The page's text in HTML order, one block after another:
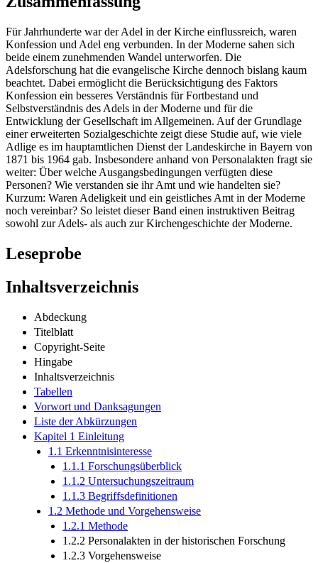
Für Jahrhunderte war der Adel in der Kirche einflussreich, waren
Konfession und Adel eng verbunden. In der Moderne sahen sich
beide einem zunehmenden Wandel unterworfen. Die
Adelsforschung hat die evangelische Kirche dennoch bislang kaum
beachtet. Dabei ermöglicht die Berücksichtigung des Faktors
Konfession ein besseres Verständnis für Fortbestand und
Selbstverständnis des Adels in der Moderne und für die
Entwicklung der Gesellschaft im Allgemeinen. Auf der Grundlage
einer erweiterten Sozialgeschichte zeigt diese Studie auf, wie viele
Adlige es im hauptamtlichen Dienst der Landeskirche in Bayern von
1871 bis 1964 gab. Insbesondere anhand von Personalakten fragt sie
weiter: Über welche Ausgangsbedingungen verfügten diese
Personen? Wie verstanden sie ihr Amt und wie handelten sie?
Kurzum: Waren Adeligkeit und ein geistliches Amt in der Moderne
noch vereinbar? So leistet dieser Band einen instruktiven Beitrag
sowohl zur Adels- als auch zur Kirchengeschichte der Moderne.
Leseprobe
Inhaltsverzeichnis
Abdeckung
Titelblatt
Copyright-Seite
Hingabe
Inhaltsverzeichnis
Tabellen
Vorwort und Danksagungen
Liste der Abkürzungen
Kapitel 1 Einleitung
1.1 Erkenntnisinteresse
1.1.1 Forschungsüberblick
1.1.2 Untersuchungszeitraum
1.1.3 Begriffsdefinitionen
1.2 Methode und Vorgehensweise
1.2.1 Methode
1.2.2 Personalakten in der historischen Forschung
1.2.3 Vorgehensweise